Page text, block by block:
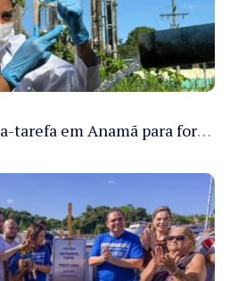
Cosama inicia força-tarefa em Anamã para fortalecer abastecimento de água e segurança hídrica da população